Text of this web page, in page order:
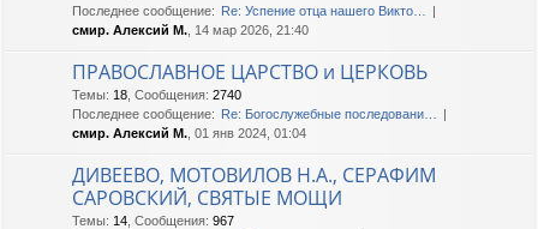
Последнее сообщение: Re: Успение отца нашего Викто…
смир. Алексий М. , 14 мар 2026, 21:40
ПРАВОСЛАВНОЕ ЦАРСТВО и ЦЕРКОВЬ
Темы: 18 Сообщения: 2740
Последнее сообщение: Re: Богослужебные последовани…
смир. Алексий М. , 01 янв 2024, 01:04
ДИВЕЕВО, МОТОВИЛОВ Н.А., СЕРАФИМ
САРОВСКИЙ, СВЯТЫЕ МОЩИ
Темы: 14 Сообщения: 967